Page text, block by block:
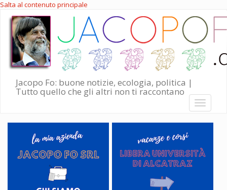
Salta al contenuto principale
Jacopo Fo: buone notizie, ecologia, politica |
Tutto quello che gli altri non ti raccontano
Toggle